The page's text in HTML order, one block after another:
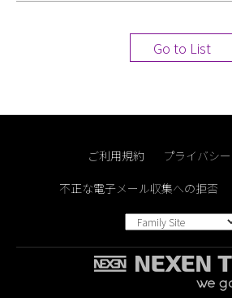
Go to List
ご利用規約
プライバシ
不正な電子メール収集への拒否